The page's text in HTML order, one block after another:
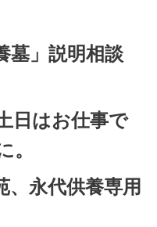
墓」説明相談
日はお仕事で
。
、永代供養専用